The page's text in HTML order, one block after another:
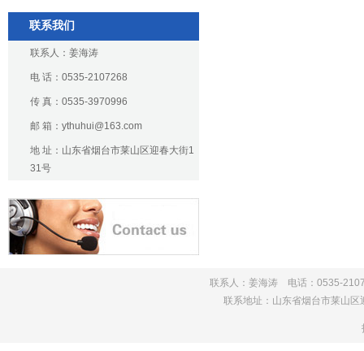
联系我们
联系人：姜海涛
电 话：0535-2107268
传 真：0535-3970996
邮 箱：ythuhui@163.com
地 址：山东省烟台市莱山区迎春大街1
31号
联系人：姜海涛 电话：0535-
联系地址：山东省烟台市莱山